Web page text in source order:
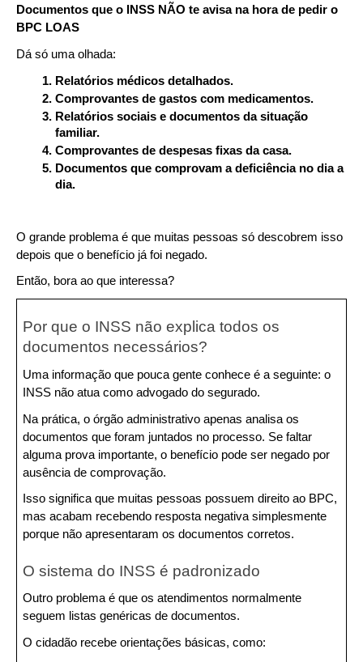
Documentos que o INSS NÃO te avisa na hora de pedir o
BPC LOAS
Dá só uma olhada:
Relatórios médicos detalhados.
Comprovantes de gastos com medicamentos.
Relatórios sociais e documentos da situação
familiar.
Comprovantes de despesas fixas da casa.
Documentos que comprovam a deficiência no dia a
dia.
O grande problema é que muitas pessoas só descobrem isso
depois que o benefício já foi negado.
Então, bora ao que interessa?
Por que o INSS não explica todos os
documentos necessários?
Uma informação que pouca gente conhece é a seguinte: o
INSS não atua como advogado do segurado.
Na prática, o órgão administrativo apenas analisa os
documentos que foram juntados no processo. Se faltar
alguma prova importante, o benefício pode ser negado por
ausência de comprovação.
Isso significa que muitas pessoas possuem direito ao BPC,
mas acabam recebendo resposta negativa simplesmente
porque não apresentaram os documentos corretos.
O sistema do INSS é padronizado
Outro problema é que os atendimentos normalmente
seguem listas genéricas de documentos.
O cidadão recebe orientações básicas, como: